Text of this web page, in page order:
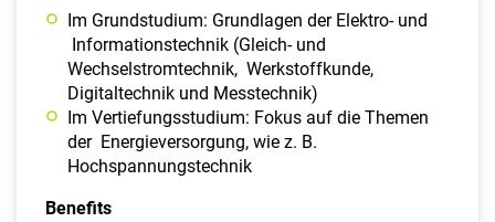
Im Grundstudium: Grundlagen der Elektro- und
Informationstechnik (Gleich- und
Wechselstromtechnik, Werkstoffkunde,
Digitaltechnik und Messtechnik)
Im Vertiefungsstudium: Fokus auf die Themen
der Energieversorgung, wie z. B.
Hochspannungstechnik
Benefits